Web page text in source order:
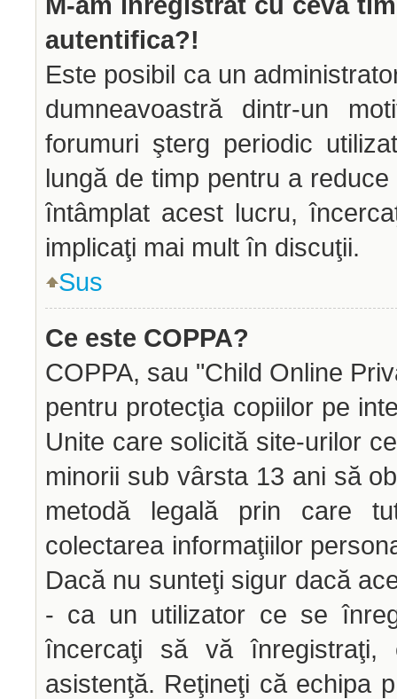
autentifica?!
Este posibil ca un
dumneavoastră dintr-un
forumuri şterg periodic
lungă de timp pentru a
întâmplat acest lucru,
implicaţi mai mult în discuţii.
Sus
Ce este COPPA?
COPPA, sau "Child Online
pentru protecţia copiilor pe
Unite care solicită site-urilor
minorii sub vârsta 13 ani să
metodă legală prin care
colectarea informaţiilor
Dacă nu sunteţi sigur dacă
- ca un utilizator ce se
încercaţi să vă înregistraţi,
asistenţă. Reţineţi că echipa